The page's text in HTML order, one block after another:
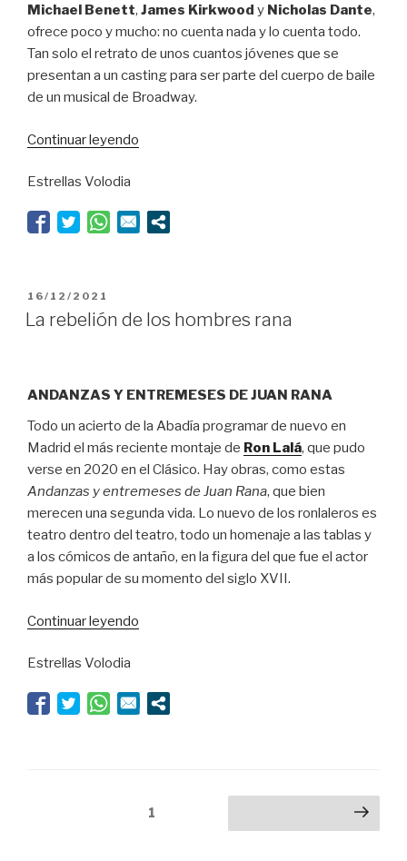
Michael Benett, James Kirkwood y Nicholas Dante,
ofrece poco y mucho: no cuenta nada y lo cuenta todo.
Tan solo el retrato de unos cuantos jóvenes que se
presentan a un casting para ser parte del cuerpo de baile
de un musical de Broadway.
Continuar leyendo
son”
Estrellas Volodia
PUBLICADO
EL
16/12/2021
La rebelión de los hombres rana
ANDANZAS Y ENTREMESES DE JUAN RANA
Todo un acierto de la Abadía programar de nuevo en
Madrid el más reciente montaje de Ron Lalá, que pudo
verse en 2020 en el Clásico. Hay obras, como estas
Andanzas y entremeses de Juan Rana, que bien
merecen una segunda vida. Lo nuevo de los ronlaleros es
teatro dentro del teatro, todo un homenaje a las tablas y
a los cómicos de antaño, en la figura del que fue el actor
más popular de su momento del siglo XVII.
Continuar leyendo
hombres
Estrellas Volodia
1 Siguiente página